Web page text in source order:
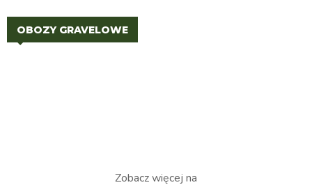
OBOZY GRAVELOWE
Zobacz więcej na